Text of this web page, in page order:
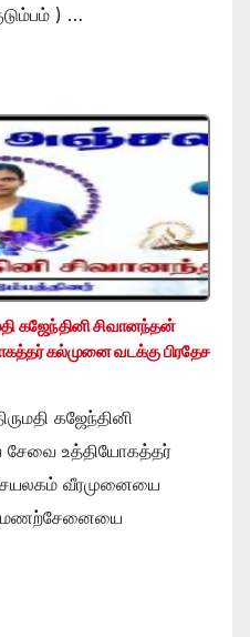
) …
கஜேந்தினி சிவானந்தன்
கல்முனை வடக்கு பிரதேச
கஜேந்தினி
சேவை உத்தியோகத்தர்
வீரமுனையை
1 மணற்சேனையை